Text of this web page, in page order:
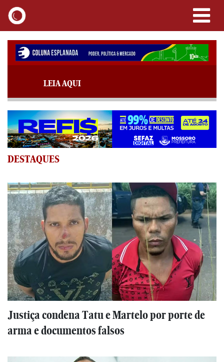
LEIA AQUI
DESTAQUES
Justiça condena Tatu e Martelo por porte de
arma e documentos falsos